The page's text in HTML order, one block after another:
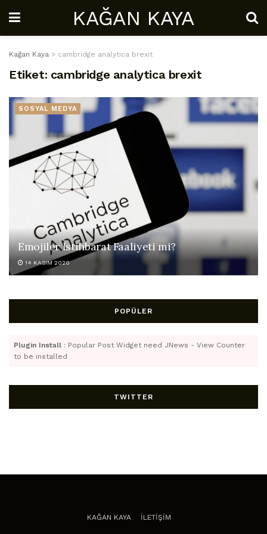
KAĞAN KAYA
Kağan Kaya > cambridge analytica brexit
Etiket: cambridge analytica brexit
SOSYAL MEDYA
Emojiler İstihbarat Faaliyeti mi?
14 KASIM 2020
POPÜLER
Plugin Install : Popular Post Widget need JNews - View Counter
to be installed
TWITTER
KAĞAN KAYA İLETİŞİM